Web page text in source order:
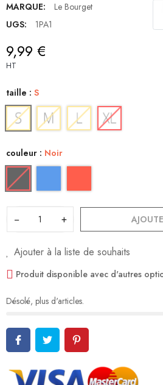
MARQUE:
Le Bourget
UGS:
1PA1
9,99 €
HT
taille : S
couleur : Noir
− +
Ajouter à la liste de souhaits
Produit disponible avec d'autres
Désolé, plus d'articles.